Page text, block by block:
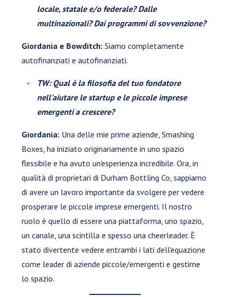
locale, statale e/o federale? Dalle
multinazionali? Dai programmi di sovvenzione?
Giordania e Bowditch:Siamo completamente
autofinanziati e autofinanziati.
TW: Qual è la filosofia del tuo fondatore
nell'aiutare le startup e le piccole imprese
emergenti a crescere?
Giordania: Una delle mie prime aziende, Smashing
Boxes, ha iniziato originariamente in uno spazio
flessibile e ha avuto un'esperienza incredibile. Ora, in
qualità di proprietari di Durham Bottling Co, sappiamo
di avere un lavoro importante da svolgere per vedere
prosperare le piccole imprese emergenti. Il nostro
ruolo è quello di essere una piattaforma, uno spazio,
un canale, una scintilla e spesso una cheerleader. È
stato divertente vedere entrambi i lati dell'equazione
come leader di aziende piccole/emergenti e gestirne
lo spazio.